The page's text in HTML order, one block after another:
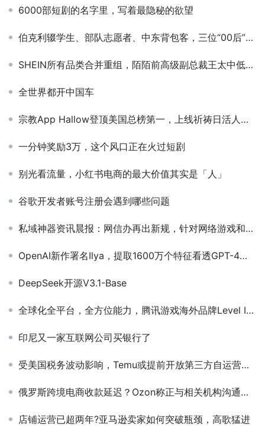
6000部短剧的名字里，写着最隐秘的欲望
伯克利辍学生、部队志愿者、中东背包客，三位“00后”华人做出世界首个“对话式视频”
SHEIN所有品类合并重组，陌陌前高级副总裁王太中低调空降
全世界都开中国车
宗教App Hallow登顶美国总榜第一，上线祈祷日活人数超过100万，发生了什么？！
一分钟奖励3万，这个风口正在火过短剧
别光看流量，小红书电商的最大价值其实是「人」
谷歌开发者账号注册会遇到哪些问题
私域神器资讯晨报：网信办再出新规，针对网络游戏和直播；快手管理层变动；2月手游出海榜单更新；俄乌战争中，俄罗斯消失在世界舆论之中。
OpenAI新作署名Ilya，提取1600万个特征看透GPT-4大脑！
DeepSeek开源V3.1-Base
全球化全平台，全方位能力，腾讯游戏海外品牌Level Infinite来了！
印尼又一家互联网公司买银行了
受美国税务波动影响，Temu或提前开放第三方自运营店铺入驻
俄罗斯跨境电商收款延迟？Ozon称正与相关机构沟通解决
店铺运营已超两年?亚马逊卖家如何突破瓶颈，高歌猛进